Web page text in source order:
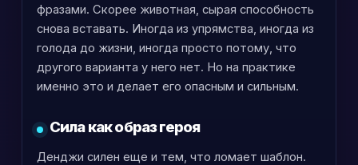
фразами. Скорее животная, сырая способность
снова вставать. Иногда из упрямства, иногда из
голода до жизни, иногда просто потому, что
другого варианта у него нет. Но на практике
именно это и делает его опасным и сильным.
Сила как образ героя
Денджи силен еще и тем, что ломает шаблон.